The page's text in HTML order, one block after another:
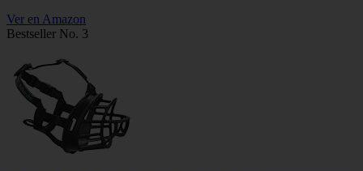
Ver en Amazon
Bestseller No. 3